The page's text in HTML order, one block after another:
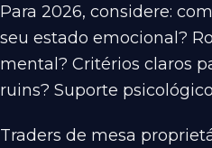
Para 2026, considere:
seu estado emocional?
mental? Critérios claros
ruins? Suporte
Traders de mesa